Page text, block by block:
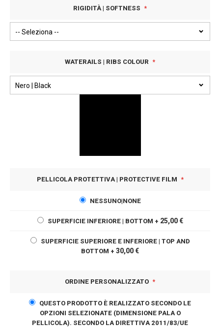
RIGIDITÀ | SOFTNESS
WATERAILS | RIBS COLOUR
PELLICOLA PROTETTIVA | PROTECTIVE FILM
NESSUNO|NONE
SUPERFICIE INFERIORE | BOTTOM + 25,00 €
SUPERFICIE SUPERIORE E INFERIORE | TOP AND
BOTTOM + 30,00 €
ORDINE PERSONALIZZATO
QUESTO PRODOTTO È REALIZZATO SECONDO LE
OPZIONI SELEZIONATE (DIMENSIONE PALA O
PELLICOLA). SECONDO LA DIRETTIVA 2011/83/UE